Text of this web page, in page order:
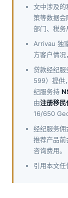
文中涉及的
策等数据会
部门、税务
Arrivau 独
方客户情况
贷款经纪服
599）提供
纪服务持
由注册移
16/650
经纪服务佣
推荐产品
咨询费用。
引用本文